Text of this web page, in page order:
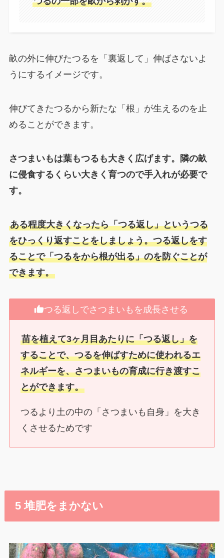
畝の外に伸びたつるを「裏返して」伸ばさないよ
うにするイメージです。
伸びてきたつるから新たな「根」が生えるのを止
めることができます。
さつまいもは葉もつるも大きく広げます。隣の畝
に侵食するくらい大きく育つので手入れが必要で
す。
ある程度大きくなったら「つる返し」というつる
をひっくり返すことをしましょう。つる返しをす
ることで「つるをから根が出る」のを防ぐことが
できます。
つる返しでさつまいもを成長させる
苗を植えて3ヶ月目あたりに「つる返し」を
することで、つるを伸ばすために使われるエ
ネルギーを、さつまいもの育成に行き渡すこ
とができます。
つるより土の中の「さつまいも自身」を大き
くさせるためです
5 堆肥をまかない